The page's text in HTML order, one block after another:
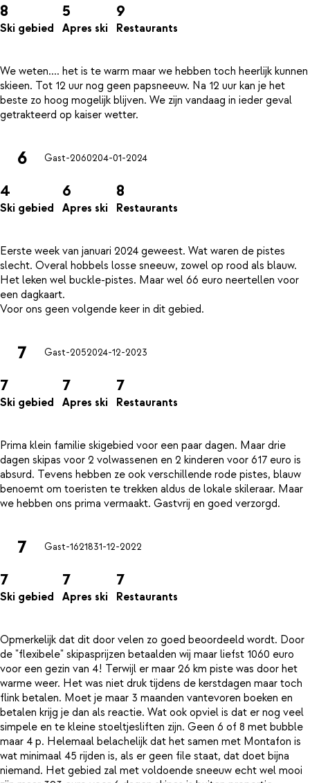
8
Ski gebied
5
Apres ski
9
Restaurants
We weten.... het is te warm maar we hebben toch heerlijk kunnen
skieen. Tot 12 uur nog geen papsneeuw. Na 12 uur kan je het
beste zo hoog mogelijk blijven. We zijn vandaag in ieder geval
6 Gast-2060204-01-2024
4
Ski gebied
6
Apres ski
8
Restaurants
Eerste week van januari 2024 geweest. Wat waren de pistes
slecht. Overal hobbels losse sneeuw, zowel op rood als blauw.
Het leken wel buckle-pistes. Maar wel 66 euro neertellen voor
een dagkaart.
7 Gast-2052024-12-2023
7
Ski gebied
7
Apres ski
7
Restaurants
Prima klein familie skigebied voor een paar dagen. Maar drie
dagen skipas voor 2 volwassenen en 2 kinderen voor 617 euro is
absurd. Tevens hebben ze ook verschillende rode pistes, blauw
benoemt om toeristen te trekken aldus de lokale skileraar. Maar
7 Gast-1621831-12-2022
7
Ski gebied
7
Apres ski
7
Restaurants
Opmerkelijk dat dit door velen zo goed beoordeeld wordt. Door
de "flexibele" skipasprijzen betaalden wij maar liefst 1060 euro
voor een gezin van 4! Terwijl er maar 26 km piste was door het
warme weer. Het was niet druk tijdens de kerstdagen maar toch
flink betalen. Moet je maar 3 maanden vantevoren boeken en
betalen krijg je dan als reactie. Wat ook opviel is dat er nog veel
simpele en te kleine stoeltjesliften zijn. Geen 6 of 8 met bubble
maar 4 p. Helemaal belachelijk dat het samen met Montafon is
wat minimaal 45 rijden is, als er geen file staat, dat doet bijna
niemand. Het gebied zal met voldoende sneeuw echt wel mooi